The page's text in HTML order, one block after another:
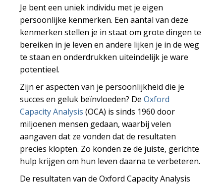
Je bent een uniek individu met je eigen
persoonlijke kenmerken. Een aantal van deze
kenmerken stellen je in staat om grote dingen te
bereiken in je leven en andere lijken je in de weg
te staan en onderdrukken uiteindelijk je ware
potentieel.
Zijn er aspecten van je persoonlijkheid die je
succes en geluk beïnvloeden? De Oxford
Capacity Analysis (OCA) is sinds 1960 door
miljoenen mensen gedaan, waarbij velen
aangaven dat ze vonden dat de resultaten
precies klopten. Zo konden ze de juiste, gerichte
hulp krijgen om hun leven daarna te verbeteren.
De resultaten van de Oxford Capacity Analysis